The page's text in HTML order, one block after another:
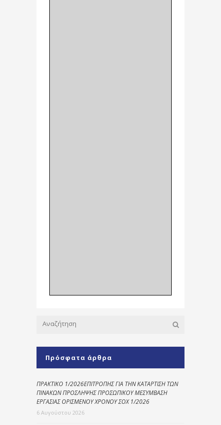
Πρόσφατα άρθρα
ΠΡΑΚΤΙΚΟ 1/2026ΕΠΙΤΡΟΠΗΣ ΓΙΑ ΤΗΝ ΚΑΤΑΡΤΙΣΗ ΤΩΝ
ΠΙΝΑΚΩΝ ΠΡΟΣΛΗΨΗΣ ΠΡΟΣΩΠΙΚΟΥ ΜΕΣΥΜΒΑΣΗ
ΕΡΓΑΣΙΑΣ ΟΡΙΣΜΕΝΟΥ ΧΡΟΝΟΥ ΣΟΧ 1/2026
6 Αυγούστου 2026